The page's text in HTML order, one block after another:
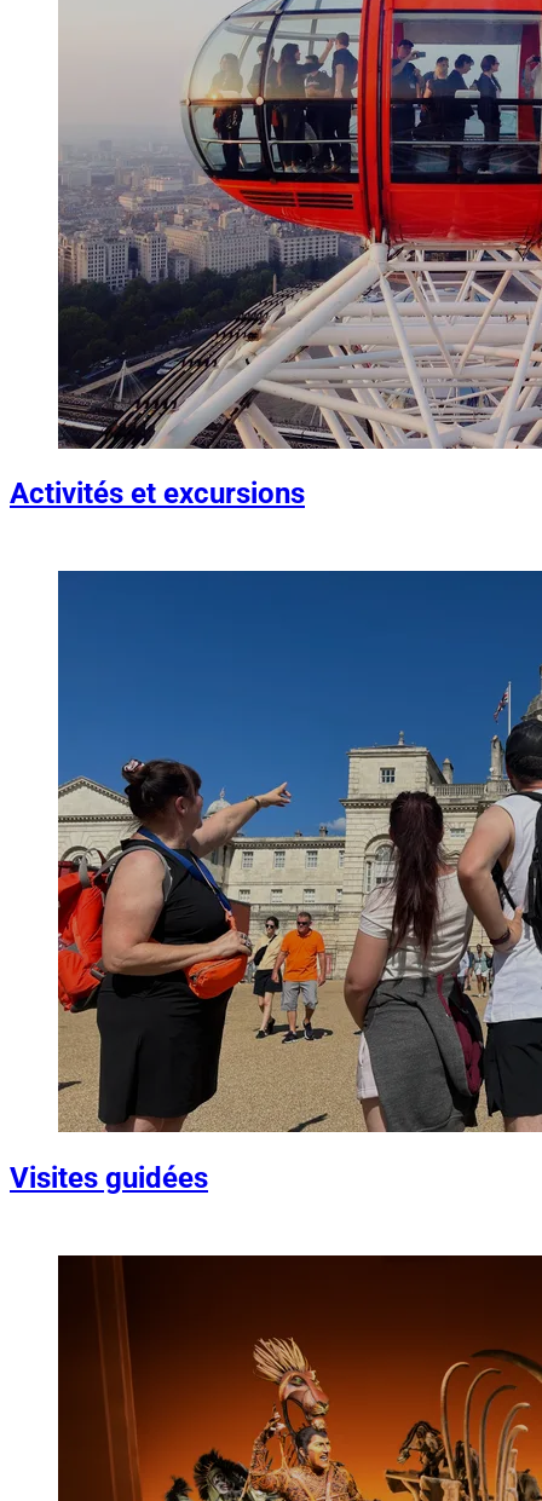
Activités et excursions
Visites guidées